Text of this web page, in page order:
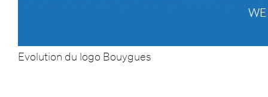
Evolution du logo Bouygues